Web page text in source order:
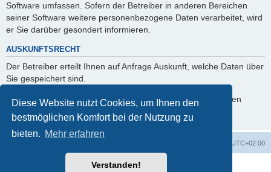
Diese Website nutzt Cookies, um Ihnen den
bestmöglichen Komfort bei der Nutzung zu
bieten. Mehr erfahren
Verstanden!
Software umfassen. Sofern der Betreiber in anderen Bereichen
seiner Software weitere personenbezogene Daten verarbeitet, wird
er Sie darüber gesondert informieren.
AUSKUNFTSRECHT
Der Betreiber erteilt Ihnen auf Anfrage Auskunft, welche Daten über
Sie gespeichert sind.
Sie können jederzeit die Löschung bzw. Sperrung Ihrer Daten
verlangen. Kontaktieren Sie hierzu bitte den Betreiber.
UTC+02:00
Powered byphpBB® Forum Software © phpBB Limited